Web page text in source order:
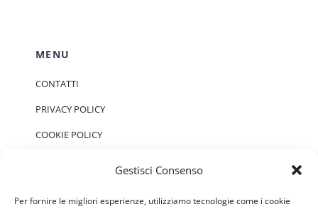
Gestisci Consenso
Per fornire le migliori esperienze, utilizziamo tecnologie come i cookie
MENU
CONTATTI
PRIVACY POLICY
COOKIE POLICY
EVENTI